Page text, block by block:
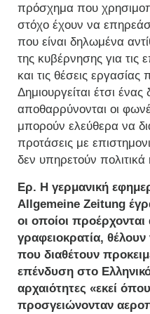
πρόσχημα που
στόχο έχουν να
που είναι δηλωμένα
της κυβέρνησης για τις
και τις θέσεις
Δημιουργείται έτσι
αποθαρρύνονται οι
μπορούν ελεύθερα να
προτάσεις με
δεν υπηρετούν
Ερ. Η γερμανική
Allgemeine Zeitung
οι οποίοι προέρχονται
γραφειοκρατία,
που διαθέτουν
επένδυση στο
αρχαιότητες «εκεί
προσγειώνονταν